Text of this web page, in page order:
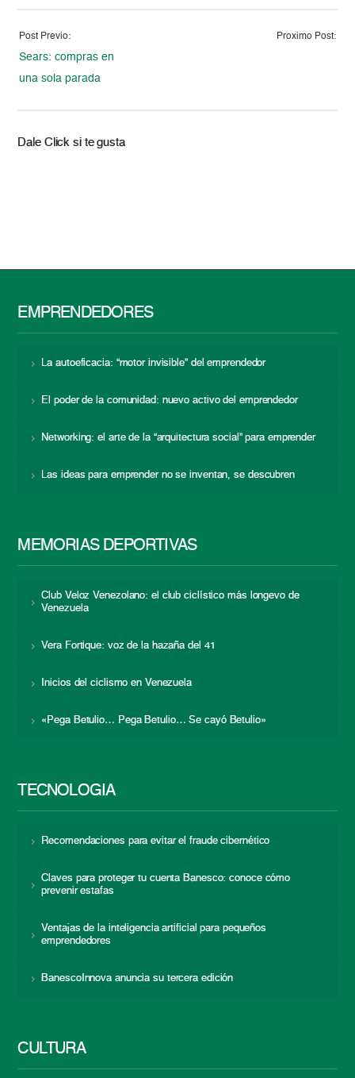
Post Previo:
Sears: compras en
una sola parada
Proximo Post:
Dale Click si te gusta
EMPRENDEDORES
La autoeficacia: “motor invisible” del emprendedor
El poder de la comunidad: nuevo activo del emprendedor
Networking: el arte de la “arquitectura social” para emprender
Las ideas para emprender no se inventan, se descubren
MEMORIAS DEPORTIVAS
Club Veloz Venezolano: el club ciclístico más longevo de
Venezuela
Vera Fortique: voz de la hazaña del 41
Inicios del ciclismo en Venezuela
«Pega Betulio… Pega Betulio… Se cayó Betulio»
TECNOLOGÍA
Recomendaciones para evitar el fraude cibernético
Claves para proteger tu cuenta Banesco: conoce cómo
prevenir estafas
Ventajas de la inteligencia artificial para pequeños
emprendedores
BanescoInnova anuncia su tercera edición
CULTURA